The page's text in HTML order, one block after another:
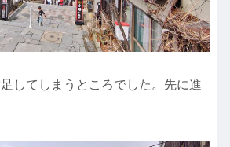
してしまうところでした。先に進